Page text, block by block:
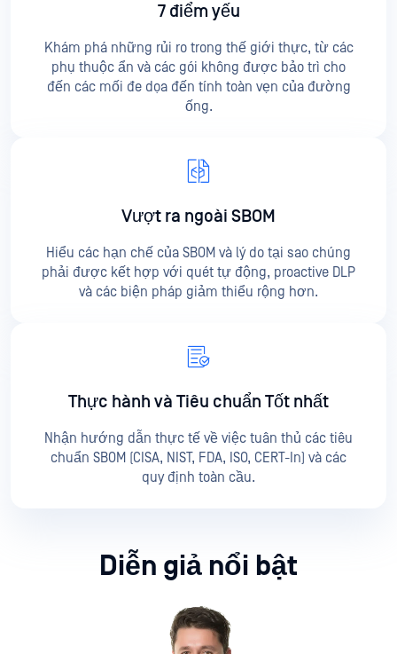
7 điểm yếu
Khám phá những rủi ro trong thế giới thực, từ các
phụ thuộc ẩn và các gói không được bảo trì cho
đến các mối đe dọa đến tính toàn vẹn của đường
ống.
Vượt ra ngoài SBOM
Hiểu các hạn chế của SBOM và lý do tại sao chúng
phải được kết hợp với quét tự động, proactive DLP
và các biện pháp giảm thiểu rộng hơn.
Thực hành và Tiêu chuẩn Tốt nhất
Nhận hướng dẫn thực tế về việc tuân thủ các tiêu
chuẩn SBOM (CISA, NIST, FDA, ISO, CERT-In) và các
quy định toàn cầu.
Diễn giả nổi bật